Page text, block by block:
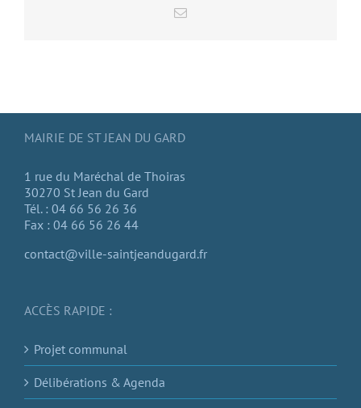
Email
MAIRIE DE ST JEAN DU GARD
1 rue du Maréchal de Thoiras
30270 St Jean du Gard
Tél. : 04 66 56 26 36
Fax : 04 66 56 26 44
contact@ville-saintjeandugard.fr
ACCÈS RAPIDE :
Projet communal
Délibérations & Agenda